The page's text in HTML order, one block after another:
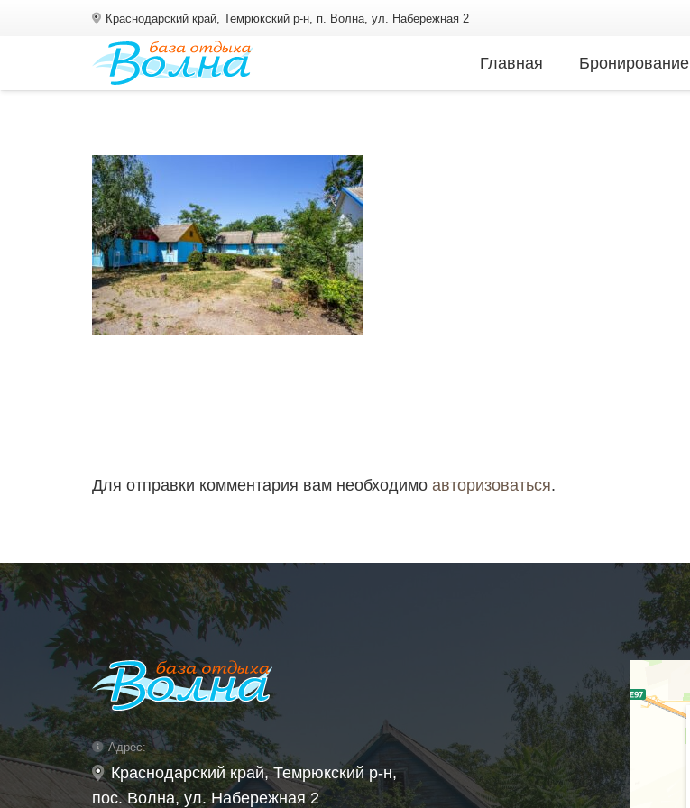
Краснодарский край, Темрюкский р-н, п. Волна, ул. Набережная 2
Главная Бронирование
Для отправки комментария вам необходимо авторизоваться.
Адрес:
Краснодарский край, Темрюкский р-н,
пос. Волна, ул. Набережная 2